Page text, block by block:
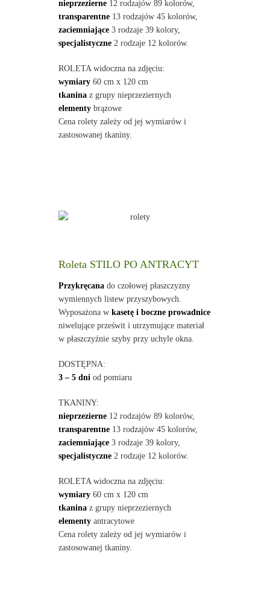
nieprzezierne12 rodzajów 89 kolorów,
transparentne13 rodzajów 45 kolorów,
zaciemniające3 rodzaje 39 kolory,
specjalistyczne2 rodzaje 12 kolorów.
ROLETA widoczna na zdjęciu:
wymiary60 cm x 120 cm
tkaninaz grupy nieprzeziernych
elementybrązowe
Cena rolety zależy od jej wymiarów i
zastosowanej tkaniny.
Roleta STILO PO ANTRACYT
Przykręcanado czołowej płaszczyzny
wymiennych listew przyszybowych.
Wyposażona w kasetę i boczne prowadnice
niwelujące prześwit i utrzymujące materiał
w płaszczyźnie szyby przy uchyle okna.
DOSTĘPNA:
3 – 5 dni od pomiaru
TKANINY:
nieprzezierne12 rodzajów 89 kolorów,
transparentne13 rodzajów 45 kolorów,
zaciemniające3 rodzaje 39 kolory,
specjalistyczne2 rodzaje 12 kolorów.
ROLETA widoczna na zdjęciu:
wymiary60 cm x 120 cm
tkaninaz grupy nieprzeziernych
elementyantracytowe
Cena rolety zależy od jej wymiarów i
zastosowanej tkaniny.